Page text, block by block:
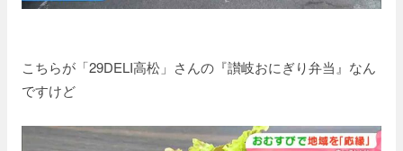
こちらが「29DELI高松」さんの『讃岐おにぎり弁当』なん
ですけど